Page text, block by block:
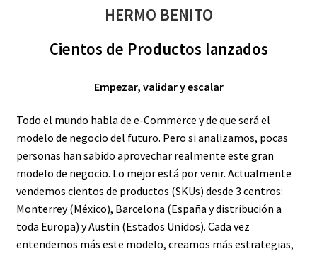
HERMO BENITO
Cientos de Productos lanzados
Empezar, validar y escalar
Todo el mundo habla de e-Commerce y de que será el
modelo de negocio del futuro. Pero si analizamos, pocas
personas han sabido aprovechar realmente este gran
modelo de negocio. Lo mejor está por venir. Actualmente
vendemos cientos de productos (SKUs) desde 3 centros:
Monterrey (México), Barcelona (España y distribución a
toda Europa) y Austin (Estados Unidos). Cada vez
entendemos más este modelo, creamos más estrategias,